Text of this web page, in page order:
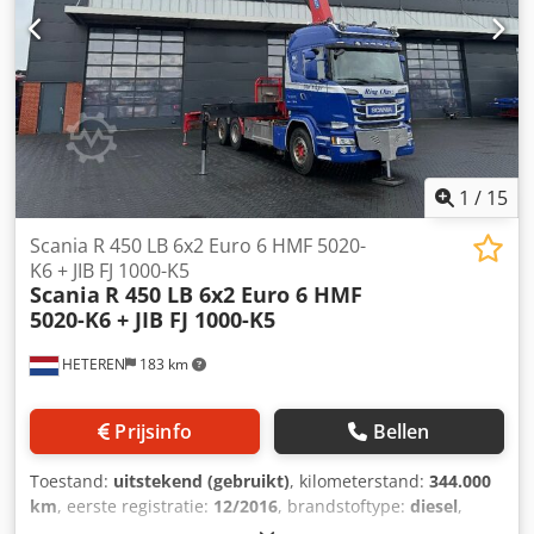
6 Aantal slaapplaatsen: 1
1 / 15
HETEREN 183 km
Scania R 450 LB 6x2 Euro 6 HMF 5020-
K6 + JIB FJ 1000-K5
Scania R 450 LB 6x2 Euro 6 HMF
5020-K6 + JIB FJ 1000-K5
Prijsinfo Bellen
Toestand: uitstekend (gebruikt), kilometerstand: 344.000
km, eerste registratie: 12/2016, brandstoftype: diesel,